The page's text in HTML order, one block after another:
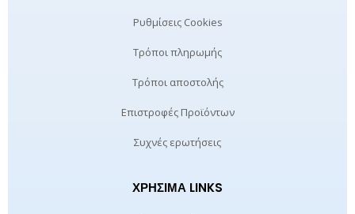
Ρυθμίσεις Cookies
Τρόποι πληρωμής
Τρόποι αποστολής
Επιστροφές Προϊόντων
Συχνές ερωτήσεις
ΧΡΉΣΙΜΑ LINKS